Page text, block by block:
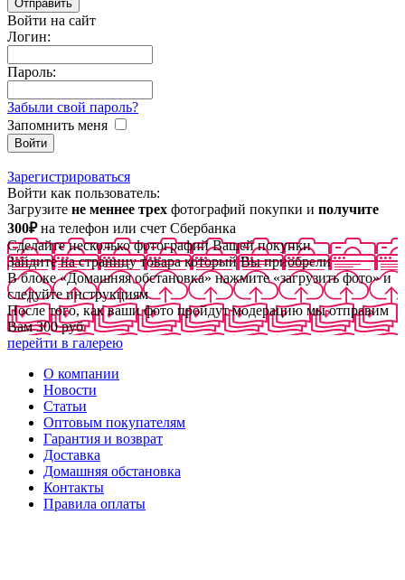
Войти на сайт
Логин:
Пароль:
Забыли свой пароль?
Запомнить меня
Зарегистрироваться
Войти как пользователь:
Загрузите не меннее трех фотографий покупки и получите
300₽на телефон или счет Сбербанка
Сделайте несколько фотографий Вашей покупки
Зайдите на страницу товара который Вы приобрели
В блоке «Домашняя обстановка» нажмите «загрузить фото» и
следуйте инструкциям
После того, как ваши фото пройдут модерацию мы отправим
Вам 300 руб
перейти в галерею
О компании
Новости
Статьи
Оптовым покупателям
Гарантия и возврат
Доставка
Домашняя обстановка
Контакты
Правила оплаты